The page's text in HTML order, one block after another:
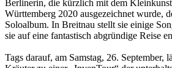
Berlinerin, die kürzlich mit dem
Württemberg 2020 ausgezeichnet wurde,
Soloalbum. In Breitnau stellt sie einige
sie auf eine fantastisch abgründige Reise
Tags darauf, am Samstag, 26. September,